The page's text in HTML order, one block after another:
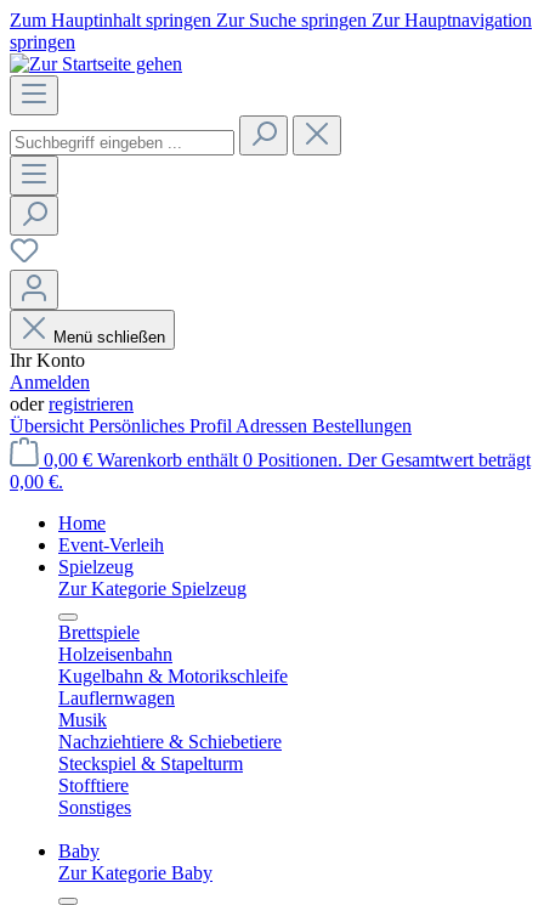
Zum Hauptinhalt springen Zur Suche springen Zur Hauptnavigation
springen
Menü schließen
Ihr Konto
Anmelden
oderregistrieren
Übersicht Persönliches Profil Adressen Bestellungen
0,00 € Warenkorb enthält 0 Positionen. Der Gesamtwert beträgt
0,00 €.
Home
Event-Verleih
Spielzeug
Zur Kategorie Spielzeug
Brettspiele
Holzeisenbahn
Kugelbahn & Motorikschleife
Lauflernwagen
Musik
Nachziehtiere & Schiebetiere
Steckspiel & Stapelturm
Stofftiere
Sonstiges
Baby
Zur Kategorie Baby